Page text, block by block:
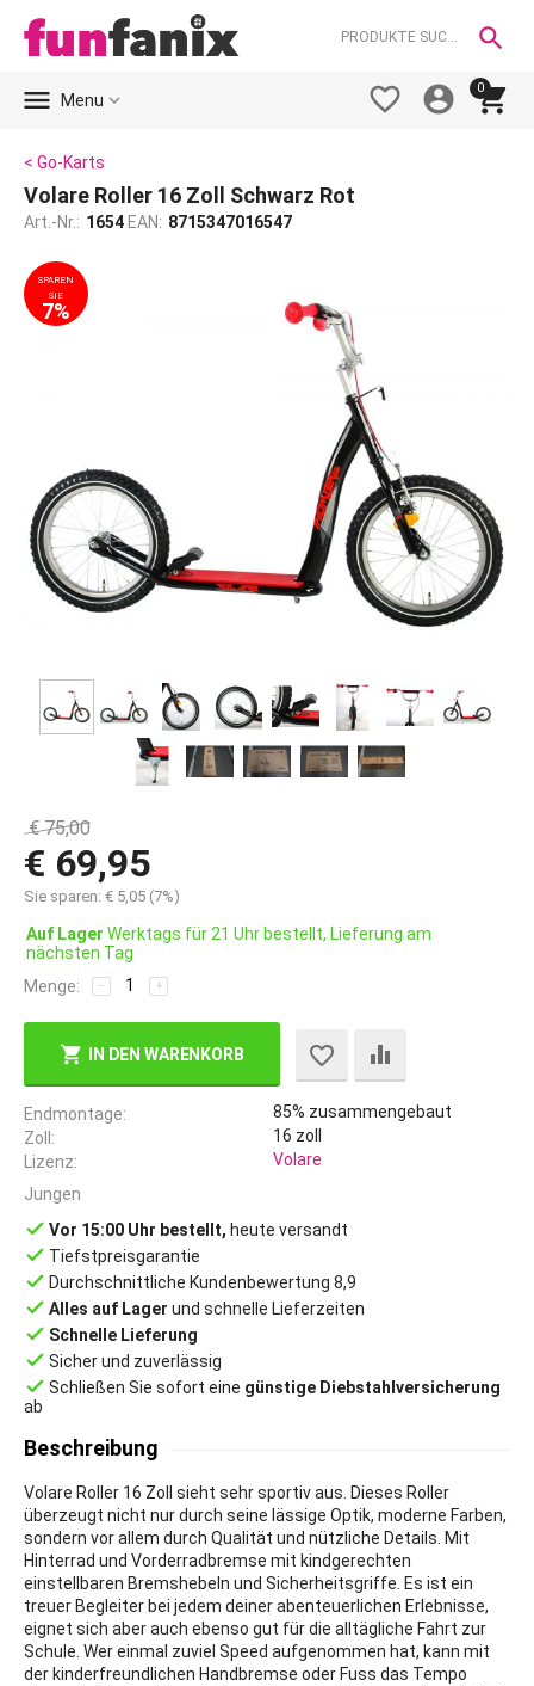

0



 Menu 
< Go-Karts
Volare Roller 16 Zoll Schwarz Rot
Art.-Nr.: 1654 EAN: 8715347016547
SPAREN
SIE
7%
€75,00
€ 69,95
Sie sparen: € 5,05 (7%)
Auf Lager Werktags für 21 Uhr bestellt, Lieferung am
nächsten Tag
Menge:
+
−
IN DEN WARENKORB
Endmontage
85% zusammengebaut
Zoll
16 zoll
Lizenz
Volare
Jungen
done Vor 15:00 Uhr bestellt, heute versandt
done Tiefstpreisgarantie
done Durchschnittliche Kundenbewertung 8,9
done Alles auf Lager und schnelle Lieferzeiten
done Schnelle Lieferung
done Sicher und zuverlässig
done Schließen Sie sofort eine günstige Diebstahlversicherung
ab
Beschreibung
Volare Roller 16 Zoll sieht sehr sportiv aus. Dieses Roller
überzeugt nicht nur durch seine lässige Optik, moderne Farben,
sondern vor allem durch Qualität und nützliche Details. Mit
Hinterrad und Vorderradbremse mit kindgerechten
einstellbaren Bremshebeln und Sicherheitsgriffe. Es ist ein
treuer Begleiter bei jedem deiner abenteuerlichen Erlebnisse,
eignet sich aber auch ebenso gut für die alltägliche Fahrt zur
Schule. Wer einmal zuviel Speed aufgenommen hat, kann mit
der kinderfreundlichen Handbremse oder Fuss das Tempo